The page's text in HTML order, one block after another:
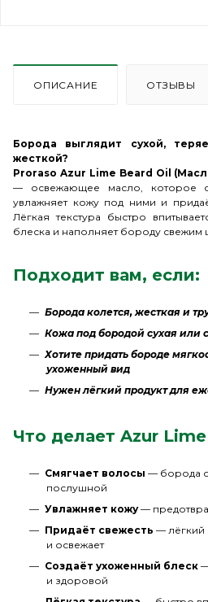
ОПИСАНИЕ ОТЗЫВЫ
Борода выглядит сухой,
жесткой?
Proraso Azur Lime Beard Oil
— освежающее масло, которое
увлажняет кожу под ними и
Лёгкая текстура быстро
блеска и наполняет бороду свежим
Подходит вам, если:
Борода колется, жесткая и
Кожа под бородой сухая или
Хотите придать бороде
ухоженный вид
Нужен лёгкий продукт для
Что делает Azur
Смягчает волосы — борода
послушной
Увлажняет кожу—
Придаёт свежесть — лёгкий
и освежает
Создаёт ухоженный блеск
и здоровой